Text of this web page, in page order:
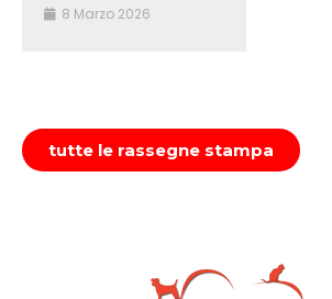
8 Marzo 2026
tutte le rassegne stampa